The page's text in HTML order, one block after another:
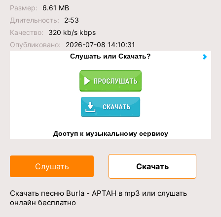
Размер:
6.61 MB
Длительность:
2:53
Качество:
320 kb/s kbps
Опубликовано:
2026-07-08 14:10:31
Слушать или Скачать?
Доступ к музыкальному сервису
Слушать Скачать
Скачать песню Burla - АРТАН в mp3 или слушать
онлайн бесплатно